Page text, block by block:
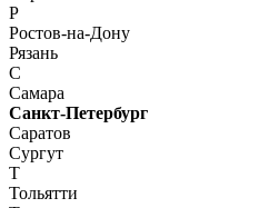
Р
Ростов-на-Дону
Рязань
С
Самара
Санкт-Петербург
Саратов
Сургут
Т
Тольятти